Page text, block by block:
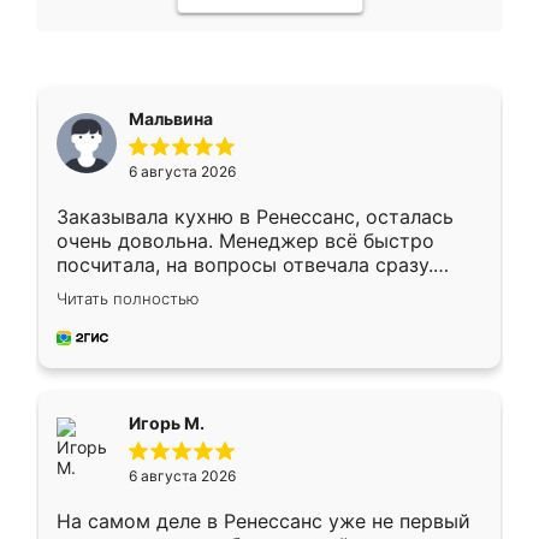
Мальвина
6 августа 2026
Заказывала кухню в Ренессанс, осталась
очень довольна. Менеджер всё быстро
посчитала, на вопросы отвечала сразу.
Замерщик приехал в субботу, подошёл к
делу со всей ответственностью. Собрали
за день, ребята работали аккуратно, даже
Читать полностью
Игорь М.
6 августа 2026
На самом деле в Ренессанс уже не первый